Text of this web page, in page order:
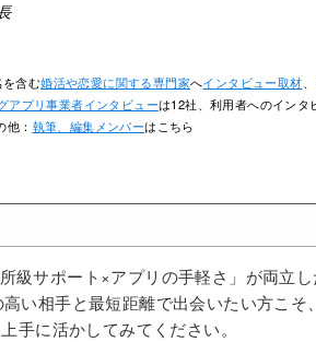
含む婚活や恋愛に関する専門家へインタビュー取材
アプリ事業者インタビューは12社、利用者へのインタ
： 執筆、編集メンバーはこちら
級サポート×アプリの手軽さ」が両立し
い相手と最短距離で出会いたい方こそ
手に活かしてみてください。